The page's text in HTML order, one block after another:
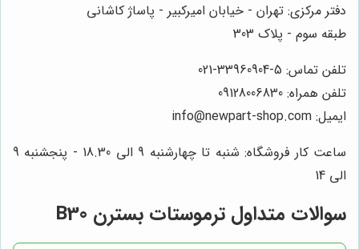
دفتر مرکزی: تهران - خیابان امیرکبیر - پاساژ کاشانی
طبقه سوم - پلاک 303
تلفن تماس: 5-33960904-021
تلفن همراه: 09128006830
ایمیل: info@newpart-shop.com
ساعت کار فروشگاه: شنبه تا چهارشنبه 9 الی 18.30 - پنجشنبه 9
الی 14
سوالات متداول ترموستات بسترن B30